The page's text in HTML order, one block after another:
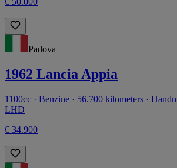
Padova
1962 Lancia Appia
1100cc · Benzine · 56.700 kilometers ·
LHD
€ 34.900